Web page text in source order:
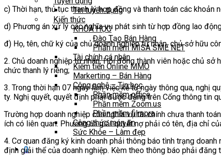
Tin tuyển dụng
Kiến thức
KHÓA HỌC
Đào Tạo Bán Hàng
Phần mềm MISA SME NET
Tài chính cá nhân
Kiếm tiền Online MMO
Markerting – Bán Hàng
Công nghệ – Tin học
Phần mềm office
Phần mềm Zoom.us
Phần mềm filmora
Công thức món ăn
Sức Khỏe – Làm đẹp
0
c) Thời hạn, thủ tục thanh lý hợp đồng và thanh toán các khoản
d) Phương án xử lý các nghĩa vụ phát sinh từ hợp đồng lao
đ) Họ, tên, chữ ký của chủ doanh nghiệp tư nhân, chủ sở hữu
2. Chủ doanh nghiệp tư nhân, Hội đồng thành viên hoặc chủ
chức thanh lý riêng;
3. Trong thời hạn 07 ngày làm việc kể từ ngày thông qua, nghị
ty. Nghị quyết, quyết định phải được đăng trên Cổng thông tin
Trường hợp doanh nghiệp còn nghĩa vụ tài chính chưa thanh
ích có liên quan. Phương án giải quyết nợ phải có tên, địa chỉ
4. Cơ quan đăng ký kinh doanh phải thông báo tình trạng
định giải thể của doanh nghiệp. Kèm theo thông báo phải